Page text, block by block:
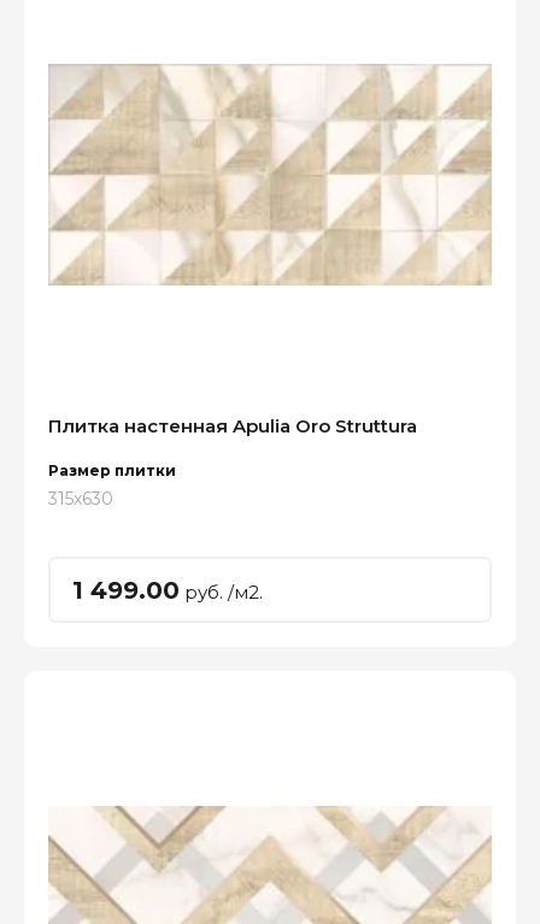
Плитка настенная Apulia Oro Struttura
Размер плитки
315x630
1 499.00 руб. /м2.